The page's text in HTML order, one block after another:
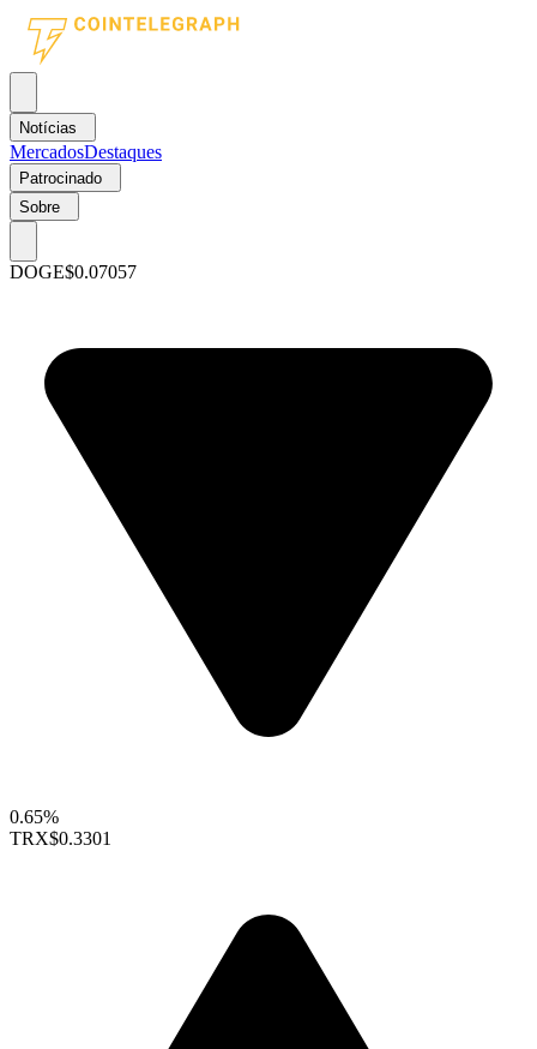
Notícias
MercadosDestaques
Patrocinado
Sobre
DOGE$0.07057
0.65%
TRX$0.3301